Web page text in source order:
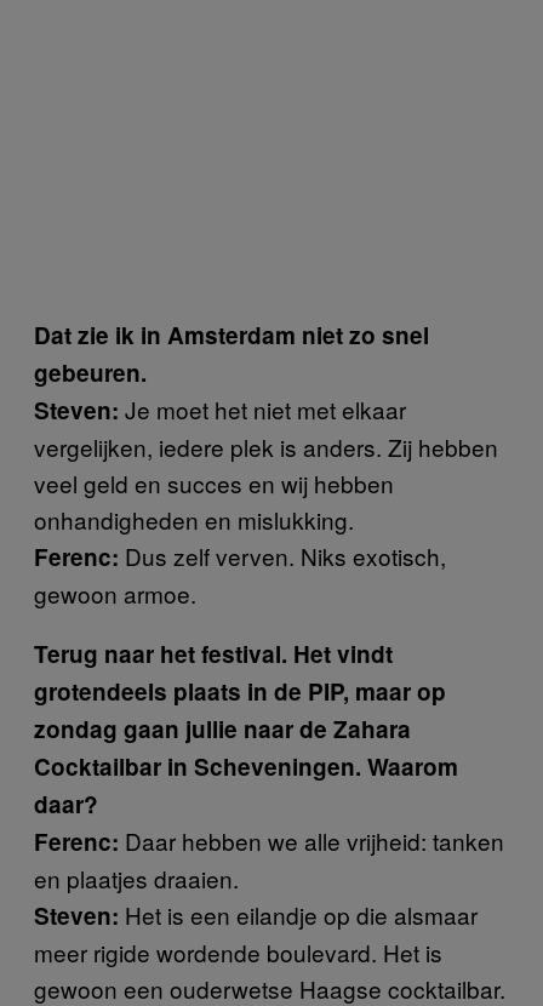
Dat zie ik in Amsterdam niet zo snel
gebeuren.
Steven: Je moet het niet met elkaar
vergelijken, iedere plek is anders. Zij hebben
veel geld en succes en wij hebben
onhandigheden en mislukking.
Ferenc: Dus zelf verven. Niks exotisch,
gewoon armoe.
Terug naar het festival. Het vindt
grotendeels plaats in de PIP, maar op
zondag gaan jullie naar de Zahara
Cocktailbar in Scheveningen. Waarom
daar?
Ferenc: Daar hebben we alle vrijheid: tanken
en plaatjes draaien.
Steven: Het is een eilandje op die alsmaar
meer rigide wordende boulevard. Het is
gewoon een ouderwetse Haagse cocktailbar.